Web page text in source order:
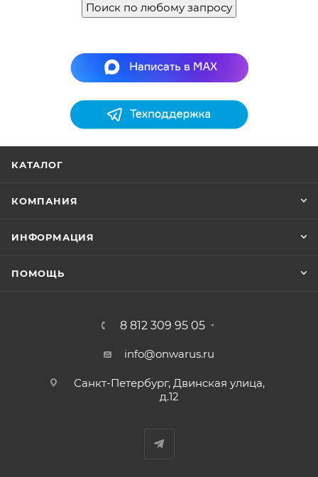
Поиск по любому запросу
КАТАЛОГ
КОМПАНИЯ
ИНФОРМАЦИЯ
ПОМОЩЬ
8 812 309 95 05
info@onwarus.ru
Санкт-Петербург, Двинская улица,
д.12